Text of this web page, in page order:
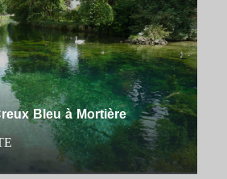
Bleu à Mortière